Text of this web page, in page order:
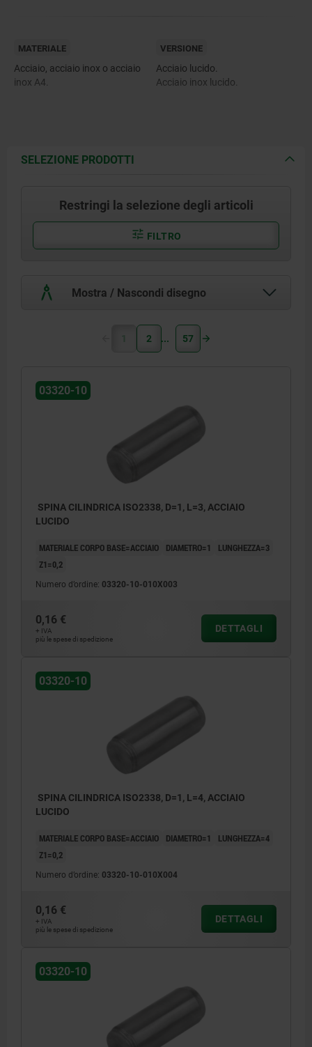
MATERIALE
Acciaio, acciaio inox o acciaio
inox A4.
VERSIONE
Acciaio lucido.
Acciaio inox lucido.
SELEZIONE PRODOTTI
Restringi la selezione degli articoli
FILTRO
Mostra / Nascondi disegno
1 2 57
03320-10
SPINA CILINDRICA ISO2338, D=1, L=3, ACCIAIO
LUCIDO
MATERIALE CORPO BASE=ACCIAIO DIAMETRO=1
LUNGHEZZA=3
Z1=0,2
Numero d’ordine: 03320-10-010X003
0,16 €
+ IVA
più le spese di spedizione
DETTAGLI
03320-10
SPINA CILINDRICA ISO2338, D=1, L=4, ACCIAIO
LUCIDO
MATERIALE CORPO BASE=ACCIAIO DIAMETRO=1
LUNGHEZZA=4
Z1=0,2
Numero d’ordine: 03320-10-010X004
0,16 €
+ IVA
più le spese di spedizione
DETTAGLI
03320-10